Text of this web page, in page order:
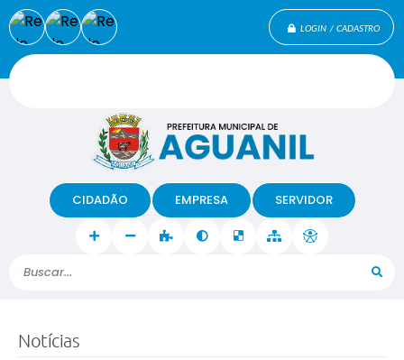
LOGIN / CADASTRO
Buscar...
CIDADÃO EMPRESA SERVIDOR
Notícias